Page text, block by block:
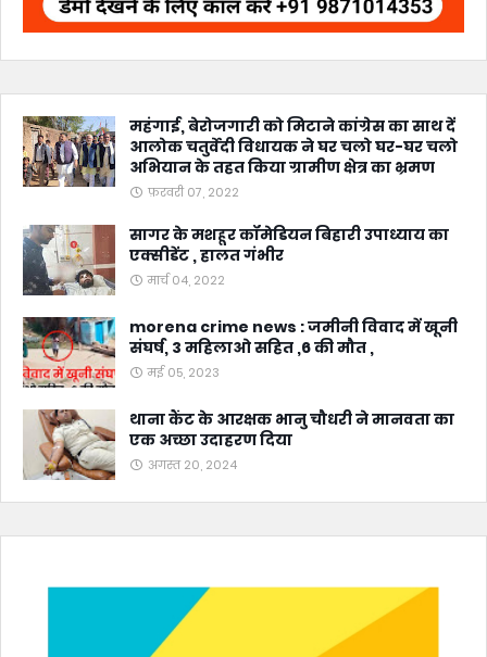
महंगाई, बेरोजगारी को मिटाने कांग्रेस का साथ दें
आलोक चतुर्वेदी विधायक ने घर चलो घर-घर चलो
अभियान के तहत किया ग्रामीण क्षेत्र का भ्रमण
फ़रवरी 07, 2022
सागर के मशहूर कॉमेडियन बिहारी उपाध्याय का
एक्सीडेंट , हालत गंभीर
मार्च 04, 2022
morena crime news : जमीनी विवाद में खूनी
संघर्ष, 3 महिलाओ सहित ,6 की मौत ,
मई 05, 2023
थाना कैंट के आरक्षक भानु चौधरी ने मानवता का
एक अच्छा उदाहरण दिया
अगस्त 20, 2024